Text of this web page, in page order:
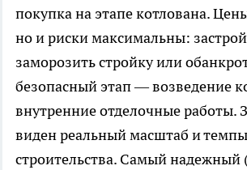
покупка на этапе котлована.
но и риски максимальны:
заморозить стройку или
безопасный этап — возведение
внутренние отделочные работы.
виден реальный масштаб и темпы
строительства. Самый надежный